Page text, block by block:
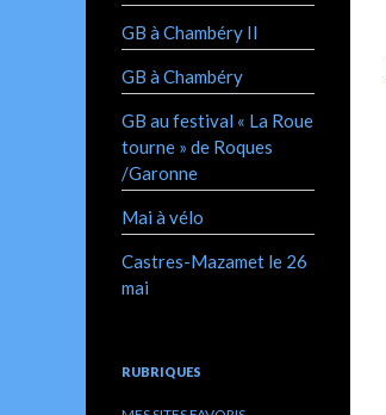
GB à Chambéry II
GB à Chambéry
GB au festival « La Roue
tourne » de Roques
/Garonne
Mai à vélo
Castres-Mazamet le 26
mai
RUBRIQUES